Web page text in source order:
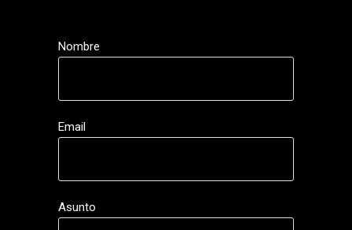
Nombre
Email
Asunto